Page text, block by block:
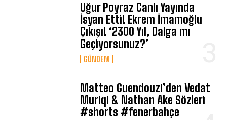
Uğur Poyraz Canlı Yayında
İsyan Etti! Ekrem İmamoğlu
Çıkışı! ‘2300 Yıl, Dalga mı
Geçiyorsunuz?’
GÜNDEM
Matteo Guendouzi’den Vedat
Muriqi & Nathan Ake Sözleri
#shorts #fenerbahçe